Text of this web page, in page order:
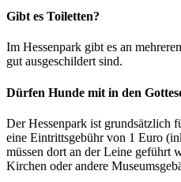
Gibt es Toiletten?
Im Hessenpark gibt es an
gut ausgeschildert sind.
Dürfen Hunde mit in den
Der Hessenpark ist grundsätzlich
eine Eintrittsgebühr von 1 Euro
müssen dort an der Leine geführt
Kirchen oder andere